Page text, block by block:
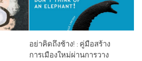
อย่าคิดถึงช้าง! : คู่มือสร้าง
การเมืองใหม่ผ่านการวาง